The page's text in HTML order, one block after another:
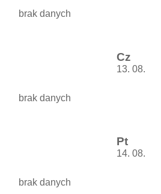
brak danych
Cz
13. 08.
brak danych
Pt
14. 08.
brak danych